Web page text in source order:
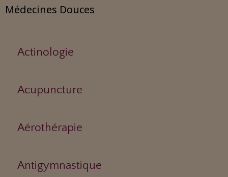
Médecines Douces
Actinologie
Acupuncture
Aérothérapie
Antigymnastique